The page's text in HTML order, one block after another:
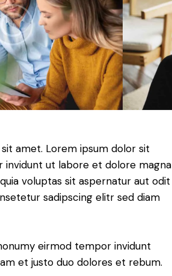
amet. Lorem ipsum dolor sit
ut labore et dolore magna
voluptas sit aspernatur aut odit
sadipscing elitr sed diam
eirmod tempor invidunt
et justo duo dolores et rebum.